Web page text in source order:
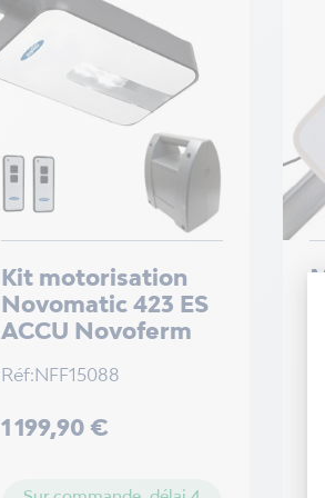
Kit motorisation
Novomatic 423 ES
ACCU Novoferm
Réf:NFF15088
Prix
1 199,90 €